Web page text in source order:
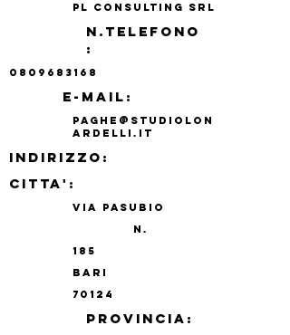
N.TELEFONO
:
e-mail:
PL CONSULTING SRL
0809683168
paghe@studiolon
ardelli.it
indirizzo:
CITTA':
Via Pasubio
N.
185
BARI
70124
PROVINCIA: